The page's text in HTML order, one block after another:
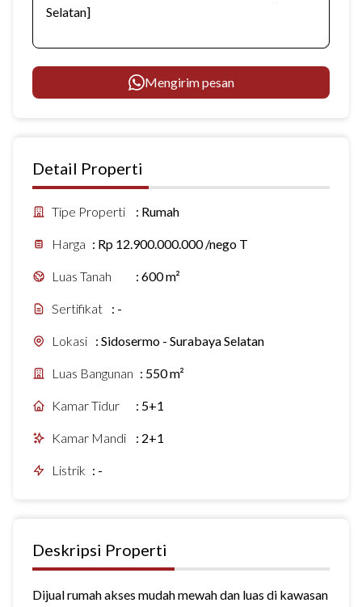
Mengirim pesan
Detail Properti
Tipe Properti : Rumah
Harga : Rp 12.900.000.000 /nego T
Luas Tanah : 600 m²
Sertifikat : -
Lokasi : Sidosermo - Surabaya Selatan
Luas Bangunan : 550 m²
Kamar Tidur : 5+1
Kamar Mandi : 2+1
Listrik : -
Deskripsi Properti
Dijual rumah akses mudah mewah dan luas di kawasan